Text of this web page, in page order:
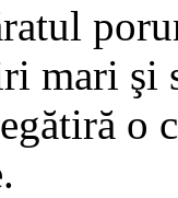
mari şi
o